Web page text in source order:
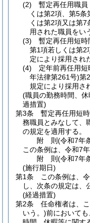
(2)
暫定再任用職
くは第2項、第5
くは第2項又は第
用された職員をい
(3)
暫定再任用短
第1項若しくは第2
定により採用され
(4)
定年前再任用
年法律第261号)第
規定により採用さ
(職員の勤務時間、
過措置)
第3条
暫定再任用短
務職員とみなして、
の規定を適用する。
附 則(令和7年
この条例は、令和7
附 則(令和7年
(施行期日)
第1条
この条例は、
し、次条の規定は、
(経過措置)
第2条
任命権者は、
いう。)前において